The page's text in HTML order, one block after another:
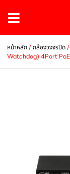
หน้าหลัก/กล้องวงจรปิด/
Watchdog) 4Port